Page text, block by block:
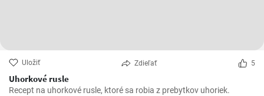
Uložiť Zdieľať 5
Uhorkové rusle
Recept na uhorkové rusle, ktoré sa robia z prebytkov uhoriek.